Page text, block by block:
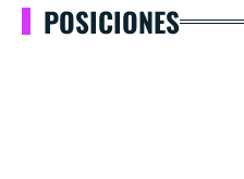
POSICIONES